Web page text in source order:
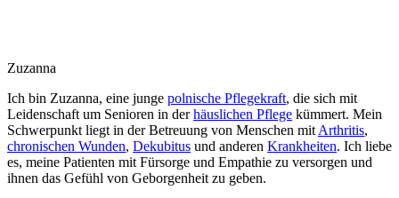
Zuzanna
Ich bin Zuzanna, eine junge polnische Pflegekraft, die sich mit
Leidenschaft um Senioren in derhäuslichen Pflege kümmert. Mein
Schwerpunkt liegt in der Betreuung von Menschen mit Arthritis,
chronischen Wunden, Dekubitus und anderen Krankheiten. Ich liebe
es, meine Patienten mit Fürsorge und Empathie zu versorgen und
ihnen das Gefühl von Geborgenheit zu geben.